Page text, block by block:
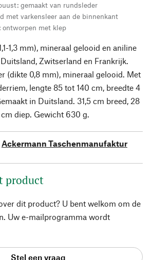
gemaakt van rundsleder
met varkensleer aan de binnenkant
ontworpen met klep
1,3 mm), mineraal gelooid en aniline
Zwitserland en Frankrijk.
(dikte 0,8 mm), mineraal gelooid. Met
lengte 85 tot 140 cm, breedte 4
in Duitsland. 31,5 cm breed, 28
diep. Gewicht 630 g.
Ackermann Taschenmanufaktur
product
dit product? U bent welkom om de
Uw e-mailprogramma wordt
Stel een vraag